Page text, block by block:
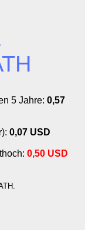
5 Jahre: 0,57
): 0,07 USD
0,50 USD